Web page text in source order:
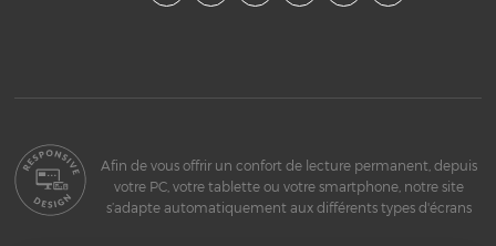
Afin de vous offrir un confort de lecture permanent, depuis
votre PC, votre tablette ou votre smartphone, notre site
s’adapte automatiquement aux différents types d'écrans